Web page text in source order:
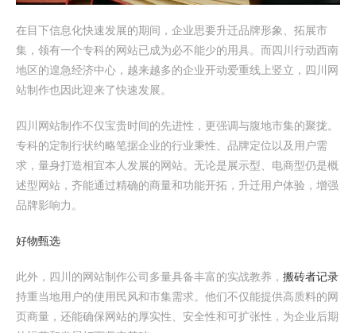
在目下信息化快速发展的期间，企业思要升迁品牌形象、拓展市
集，领有一个专科的网站已成为必不能少的用具。而四川行动西南
地区的遑急经济中心，越来越多的企业开动爱重线上竖立，四川网
站制作也因此迎来了快速发展。
四川网站制作不仅宝贵时间的先进性，更强调与腹地市集的聚拢。
专科的定制行状约略笔据企业的行业秉性、品牌定位以及用户需
求，量身打造相宜本人发展的网站。无论是展示型、电商型仍是概
述型网站，齐能通过精确的商量和功能开拓，升迁用户体验，增强
品牌影响力。
好物甄选
此外，四川的网站制作公司多量具备丰富的实战教养， 搬砖者记录
持重当地用户的使用民风和市集需求。他们不仅能提供高质料的网
页商量，还能确保网站的厚实性、安全性和可扩张性，为企业后期